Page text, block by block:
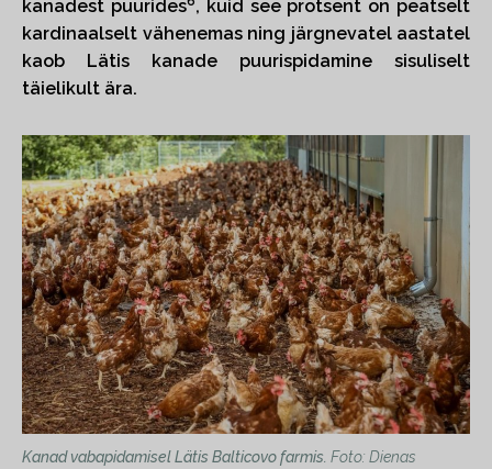
kanadest puurides , kuid see protsent on peatselt
kardinaalselt vähenemas ning järgnevatel aastatel
kaob Lätis kanade puurispidamine sisuliselt
täielikult ära.
Kanad vabapidamisel Lätis Balticovo farmis. Foto: Dienas